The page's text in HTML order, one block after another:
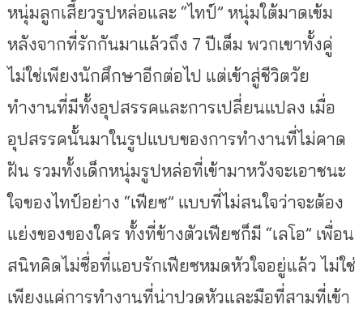
หนุ่มลูกเสี้ยวรูปหล่อและ “ไทป์” หนุ่มใต้มาดเข้ม
หลังจากที่รักกันมาแล้วถึง 7 ปีเต็ม พวกเขาทั้งคู่
ไม่ใช่เพียงนักศึกษาอีกต่อไป แต่เข้าสู่ชีวิตวัย
ทำงานที่มีทั้งอุปสรรคและการเปลี่ยนแปลง เมื่อ
อุปสรรคนั้นมาในรูปแบบของการทำงานที่ไม่คาด
ฝัน รวมทั้งเด็กหนุ่มรูปหล่อที่เข้ามาหวังจะเอาชนะ
ใจของไทป์อย่าง “เฟียซ” แบบที่ไม่สนใจว่าจะต้อง
แย่งของของใคร ทั้งที่ข้างตัวเฟียซก็มี “เลโอ” เพื่อน
สนิทคิดไม่ซื่อที่แอบรักเฟียซหมดหัวใจอยู่แล้ว ไม่ใช่
เพียงแค่การทำงานที่น่าปวดหัวและมือที่สามที่เข้า